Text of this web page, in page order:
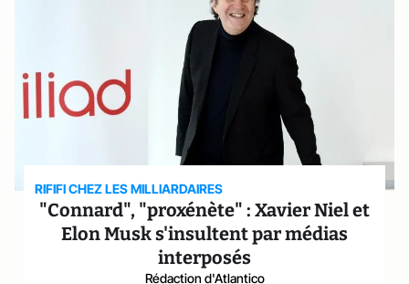
RIFIFI CHEZ LES MILLIARDAIRES
"Connard", "proxénète" : Xavier Niel et
Elon Musk s'insultent par médias
interposés
Rédaction d'Atlantico